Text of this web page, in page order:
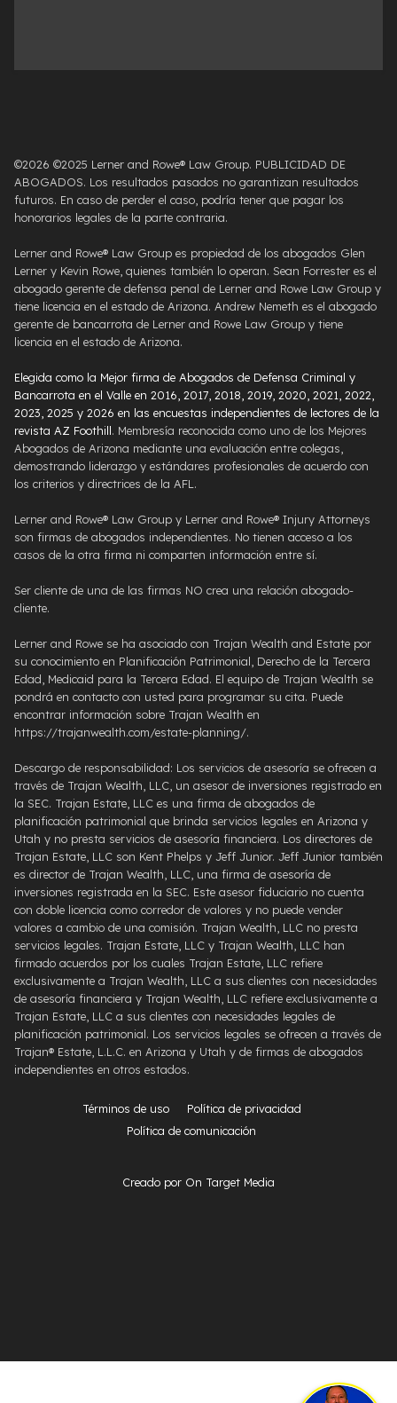
©2026 ©2025 Lerner and Rowe® Law Group. PUBLICIDAD DE
ABOGADOS. Los resultados pasados ​​no garantizan resultados
futuros. En caso de perder el caso, podría tener que pagar los
honorarios legales de la parte contraria.
Lerner and Rowe® Law Group es propiedad de los abogados Glen
Lerner y Kevin Rowe, quienes también lo operan. Sean Forrester es el
abogado gerente de defensa penal de Lerner and Rowe Law Group y
tiene licencia en el estado de Arizona. Andrew Nemeth es el abogado
gerente de bancarrota de Lerner and Rowe Law Group y tiene
licencia en el estado de Arizona.
Elegida como la Mejor firma de Abogados de Defensa Criminal y
Bancarrota en el Valle en 2016, 2017, 2018, 2019, 2020, 2021, 2022,
2023, 2025 y 2026 en las encuestas independientes de lectores de la
revista AZ Foothill. Membresía reconocida como uno de los Mejores
Abogados de Arizona mediante una evaluación entre colegas,
demostrando liderazgo y estándares profesionales de acuerdo con
los criterios y directrices de la AFL.
Lerner and Rowe® Law Group y Lerner and Rowe® Injury Attorneys
son firmas de abogados independientes. No tienen acceso a los
casos de la otra firma ni comparten información entre sí.
Ser cliente de una de las firmas NO crea una relación abogado-
cliente.
Lerner and Rowe se ha asociado con Trajan Wealth and Estate por
su conocimiento en Planificación Patrimonial, Derecho de la Tercera
Edad, Medicaid para la Tercera Edad. El equipo de Trajan Wealth se
pondrá en contacto con usted para programar su cita. Puede
encontrar información sobre Trajan Wealth en
https://trajanwealth.com/estate-planning/.
Descargo de responsabilidad: Los servicios de asesoría se ofrecen a
través de Trajan Wealth, LLC, un asesor de inversiones registrado en
la SEC. Trajan Estate, LLC es una firma de abogados de
planificación patrimonial que brinda servicios legales en Arizona y
Utah y no presta servicios de asesoría financiera. Los directores de
Trajan Estate, LLC son Kent Phelps y Jeff Junior. Jeff Junior también
es director de Trajan Wealth, LLC, una firma de asesoría de
inversiones registrada en la SEC. Este asesor fiduciario no cuenta
con doble licencia como corredor de valores y no puede vender
valores a cambio de una comisión. Trajan Wealth, LLC no presta
servicios legales. Trajan Estate, LLC y Trajan Wealth, LLC han
firmado acuerdos por los cuales Trajan Estate, LLC refiere
exclusivamente a Trajan Wealth, LLC a sus clientes con necesidades
de asesoría financiera y Trajan Wealth, LLC refiere exclusivamente a
Trajan Estate, LLC a sus clientes con necesidades legales de
planificación patrimonial. Los servicios legales se ofrecen a través de
Trajan® Estate, L.L.C. en Arizona y Utah y de firmas de abogados
independientes en otros estados.
Términos de uso
Política de privacidad
Política de comunicación
Creado por On Target Media